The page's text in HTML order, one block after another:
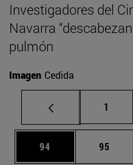
Investigadores del
Navarra
pulmón
Imagen Cedida
Página
1
Página
94 Página
95